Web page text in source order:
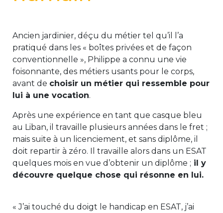
Ancien jardinier, déçu du métier tel qu’il l’a
pratiqué dans les « boîtes privées et de façon
conventionnelle », Philippe a connu une vie
foisonnante, des métiers usants pour le corps,
avant de choisir un métier qui ressemble pour
lui à une vocation.
Après une expérience en tant que casque bleu
au Liban, il travaille plusieurs années dans le fret ;
mais suite à un licenciement, et sans diplôme, il
doit repartir à zéro. Il travaille alors dans un ESAT
quelques mois en vue d’obtenir un diplôme ; il y
découvre quelque chose qui résonne en lui.
« J’ai touché du doigt le handicap en ESAT, j’ai